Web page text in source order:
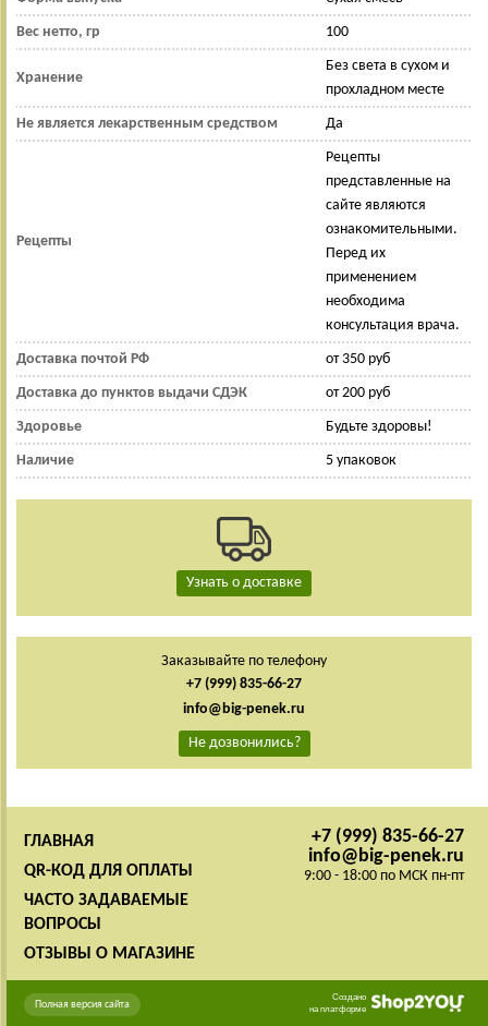
Вес нетто, гр 100
Хранение
Без света в сухом и
прохладном месте
Не является лекарственным средством Да
Рецепты
Рецепты
представленные на
сайте являются
ознакомительными.
Перед их
применением
необходима
консультация врача.
Доставка почтой РФ от 350 руб
Доставка до пунктов выдачи СДЭК от 200 руб
Здоровье Будьте здоровы!
Наличие 5 упаковок
Узнать о доставке
Заказывайте по телефону
+7 (999) 835-66-27
info@big-penek.ru
Не дозвонились?
+7 (999) 835-66-27
info@big-penek.ru
9:00 - 18:00 по МСК пн-пт
ГЛАВНАЯ
QR-КОД ДЛЯ ОПЛАТЫ
ЧАСТО ЗАДАВАЕМЫЕ
ВОПРОСЫ
ОТЗЫВЫ О МАГАЗИНЕ
Создано
на платформе
Полная версия сайта